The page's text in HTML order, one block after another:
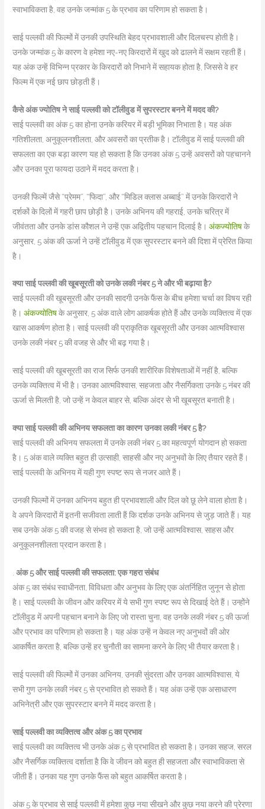
स्वाभाविकता है, वह उनके जन्मांक 5 के प्रभाव का परिणाम हो सकता है।
साई पल्लवी की फिल्मों में उनकी उपस्थिति बेहद प्रभावशाली और दिलचस्प होती है।
उनके जन्मांक 5 के कारण वे हमेशा नए-नए किरदारों में खुद को ढालने में सक्षम रहती हैं।
यह अंक उन्हें विभिन्न प्रकार के किरदारों को निभाने में सहायक होता है, जिससे वे हर
फिल्म में एक नई छाप छोड़ती हैं।
कैसे अंक ज्योतिष ने साई पल्लवी को टॉलीवुड में सुपरस्टार बनने में मदद की?
साई पल्लवी का अंक 5 का होना उनके करियर में बड़ी भूमिका निभाता है। यह अंक
गतिशीलता, अनुकूलनशीलता, और अवसरों का प्रतीक है। टॉलीवुड में साई पल्लवी की
सफलता का एक बड़ा कारण यह हो सकता है कि उनका अंक 5 उन्हें अवसरों को पहचानने
और उनका पूरा फायदा उठाने में मदद करता है।
उनकी फिल्में जैसे “प्रेमम”, “फिदा”, और “मिडिल क्लास अब्बाई” में उनके किरदारों ने
दर्शकों के दिलों में गहरी छाप छोड़ी है। उनके अभिनय की गहराई, उनके चरित्र में
जीवंतता और उनके डांस कौशल ने उन्हें एक अद्वितीय पहचान दिलाई है।अंकज्योतिषके
अनुसार, 5 अंक की ऊर्जा ने उन्हें टॉलीवुड में एक सुपरस्टार बनने की दिशा में प्रेरित किया
है।
क्या साई पल्लवी की खूबसूरती को उनके लकी नंबर 5 ने और भी बढ़ाया है?
साई पल्लवी की खूबसूरती और उनकी सादगी उनके फैंस के बीच हमेशा चर्चा का विषय रही
है।अंकज्योतिषके अनुसार, 5 अंक वाले लोग आकर्षक होते हैं और उनके व्यक्तित्व में एक
खास आकर्षण होता है। साई पल्लवी की प्राकृतिक खूबसूरती और उनका आत्मविश्वास
उनके लकी नंबर 5 की वजह से और भी बढ़ गया है।
साई पल्लवी की खूबसूरती का राज सिर्फ उनकी शारीरिक विशेषताओं में नहीं है, बल्कि
उनके व्यक्तित्व में भी है। उनका आत्मविश्वास, सहजता और नैसर्गिकता उनके 5 नंबर की
ऊर्जा से मिलती है, जो उन्हें न केवल बाहर से, बल्कि अंदर से भी खूबसूरत बनाती है।
क्या साई पल्लवी की अभिनय सफलता का कारण उनका लकी नंबर 5 है?
साई पल्लवी की अभिनय सफलता में उनके लकी नंबर 5 का महत्वपूर्ण योगदान हो सकता
है। 5 अंक वाले व्यक्ति बहुत ही उत्साही, साहसी और नए अनुभवों के लिए तैयार रहते हैं।
साई पल्लवी के अभिनय में यही गुण स्पष्ट रूप से नजर आते हैं।
उनकी फिल्मों में उनका अभिनय बहुत ही प्रभावशाली और दिल को छू लेने वाला होता है।
वे अपने किरदारों में इतनी सजीवता लाती हैं कि दर्शक उनके अभिनय से जुड़ जाते हैं। यह
सब उनके अंक 5 की वजह से संभव हो सकता है, जो उन्हें आत्मविश्वास, साहस और
अनुकूलनशीलता प्रदान करता है।
.अंक 5 और साई पल्लवी की सफलता: एक गहरा संबंध
अंक 5 का संबंध स्वाधीनता, विविधता और अनुभव के लिए एक अंतर्निहित जुनून से होता
है। साई पल्लवी के जीवन और करियर में ये सभी गुण स्पष्ट रूप से दिखाई देते हैं। उन्होंने
टॉलीवुड में अपनी पहचान बनाने के लिए जो रास्ता चुना, वह उनके लकी नंबर 5 की ऊर्जा
और प्रभाव का परिणाम हो सकता है। यह अंक उन्हें न केवल नए अनुभवों की ओर
आकर्षित करता है, बल्कि उन्हें हर चुनौती का सामना करने के लिए भी तैयार करता है।
साई पल्लवी की फिल्मों में उनका अभिनय, उनकी सुंदरता और उनका आत्मविश्वास, ये
सभी गुण उनके लकी नंबर 5 से प्रभावित हो सकते हैं। यह अंक उन्हें एक असाधारण
अभिनेत्री और एक सुपरस्टार बनने में मदद करता है।
साई पल्लवी का व्यक्तित्व और अंक 5 का प्रभाव
साई पल्लवी का व्यक्तित्व भी उनके अंक 5 से प्रभावित हो सकता है। उनका सहज, सरल
और नैसर्गिक व्यक्तित्व दर्शाता है कि वे जीवन को बहुत ही सहजता और स्वाभाविकता से
जीती हैं। उनका यह गुण उनके फैंस को बहुत आकर्षित करता है।
अंक 5 के प्रभाव से साई पल्लवी में हमेशा कुछ नया सीखने और कुछ नया करने की प्रेरणा